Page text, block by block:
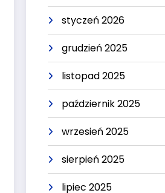
styczeń 2026
grudzień 2025
listopad 2025
październik 2025
wrzesień 2025
sierpień 2025
lipiec 2025